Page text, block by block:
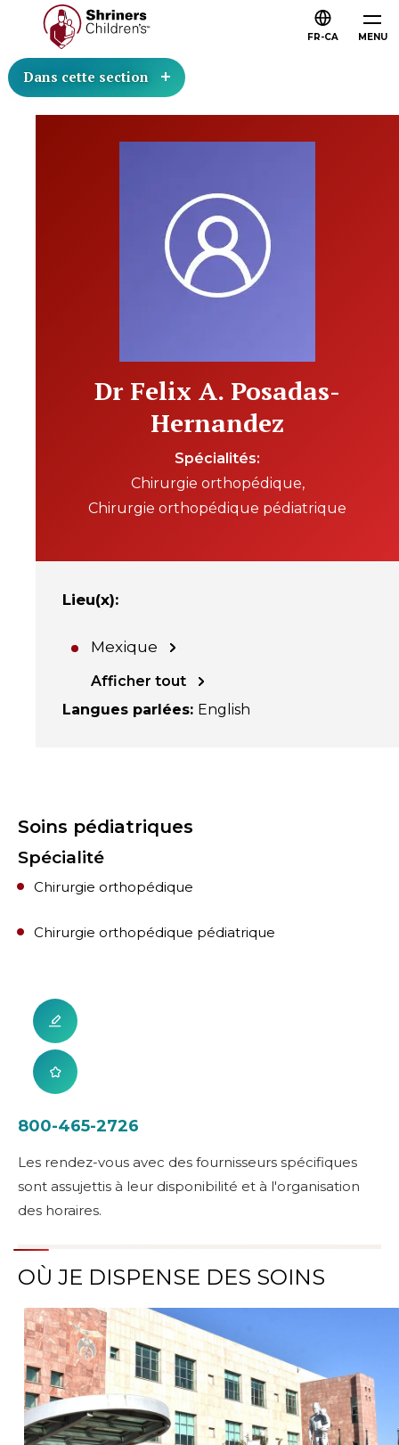
MENU
FR-CA
Dans cette section
Dr Felix A. Posadas-
Hernandez
Spécialités
Chirurgie orthopédique
Chirurgie orthopédique pédiatrique
Lieu(x):
Mexique
Afficher tout
Langues parlées: English
Soins pédiatriques
Spécialité
Chirurgie orthopédique
Chirurgie orthopédique pédiatrique
800-465-2726
Les rendez-vous avec des fournisseurs spécifiques
sont assujettis à leur disponibilité et à l'organisation
des horaires.
OÙ JE DISPENSE DES SOINS